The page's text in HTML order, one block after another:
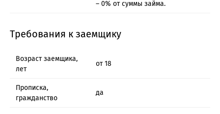
– 0% от суммы займа.
Требования к заемщику
Возраст заемщика,
лет
от 18
Прописка,
гражданство
да